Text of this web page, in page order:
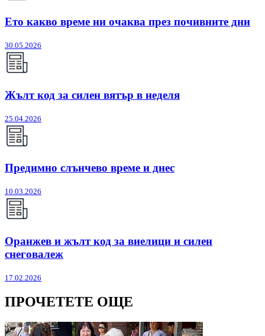
Ето какво време ни очаква през почивните дни
30.05.2026
Жълт код за силен вятър в неделя
25.04.2026
Предимно слънчево време и днес
10.03.2026
Оранжев и жълт код за виелици и силен
снеговалеж
17.02.2026
ПРОЧЕТЕТЕ ОЩЕ